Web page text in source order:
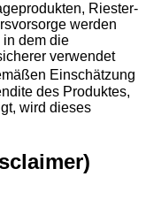
Riester-
werden
dem die
verwendet
Einschätzung
des Produktes,
wird dieses